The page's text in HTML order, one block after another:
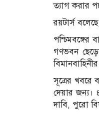
ত্যাগ করার
রয়টার্স
পশ্চিমবঙ্গের
গণভবন
সূত্রের খবরে
দেয়ার জন্য।
দাবি, পুরো